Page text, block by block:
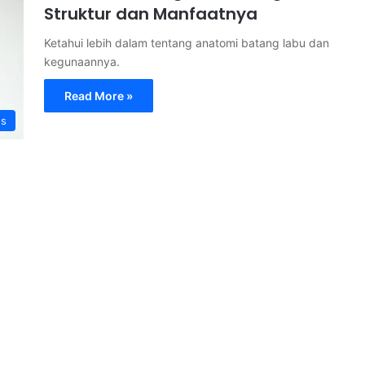
Struktur dan Manfaatnya
Ketahui lebih dalam tentang anatomi batang labu dan
kegunaannya.
Read More »